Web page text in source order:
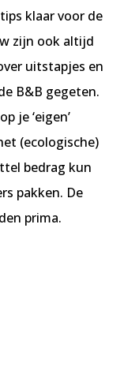
klaar voor de
zijn ook altijd
uitstapjes en
B&B gegeten.
je ‘eigen’
(ecologische)
bedrag kun
pakken. De
prima.